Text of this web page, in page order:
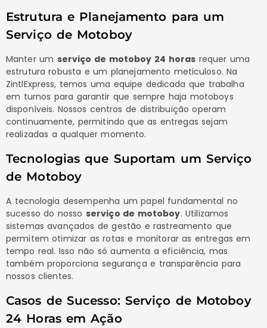
Estrutura e Planejamento para um
Serviço de Motoboy
Manter um serviço de motoboy 24 horas requer uma
estrutura robusta e um planejamento meticuloso. Na
ZintlExpress, temos uma equipe dedicada que trabalha
em turnos para garantir que sempre haja motoboys
disponíveis. Nossos centros de distribuição operam
continuamente, permitindo que as entregas sejam
realizadas a qualquer momento.
Tecnologias que Suportam um Serviço
de Motoboy
A tecnologia desempenha um papel fundamental no
sucesso do nosso serviço de motoboy. Utilizamos
sistemas avançados de gestão e rastreamento que
permitem otimizar as rotas e monitorar as entregas em
tempo real. Isso não só aumenta a eficiência, mas
também proporciona segurança e transparência para
nossos clientes.
Casos de Sucesso: Serviço de Motoboy
24 Horas em Ação